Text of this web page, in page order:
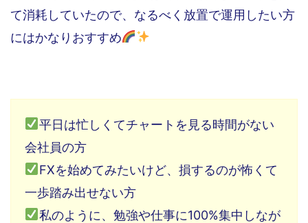
て消耗していたので、なるべく放置で運用したい方
にはかなりおすすめ
平日は忙しくてチャートを見る時間がない
会社員の方
FXを始めてみたいけど、損するのが怖くて
一歩踏み出せない方
私のように、勉強や仕事に100%集中しなが